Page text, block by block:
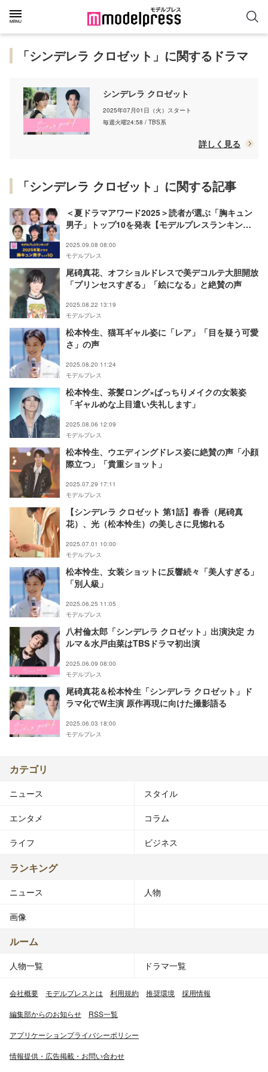
「シンデレラ クロゼット」に関するドラマ
シンデレラ クロゼット
2025年07月01日（火）スタート
毎週火曜24:58 / TBS系
詳しく見る
「シンデレラ クロゼット」に関する記事
＜夏ドラマアワード2025＞読者が選ぶ「胸キュン
男子」トップ10を発表【モデルプレスランキン
2025.09.08 08:00
モデルプレス
尾碕真花、オフショルドレスで美デコルテ大胆開放
「プリンセスすぎる」「絵になる」と絶賛の声
2025.08.22 13:19
モデルプレス
松本怜生、猫耳ギャル姿に「レア」「目を疑う可愛
さ」の声
2025.08.20 11:24
モデルプレス
松本怜生、茶髪ロング×ばっちりメイクの女装姿
「ギャルめな上目遣い失礼します」
2025.08.06 12:09
モデルプレス
松本怜生、ウエディングドレス姿に絶賛の声「小顔
際立つ」「貴重ショット」
2025.07.29 17:11
モデルプレス
【シンデレラ クロゼット 第1話】春香（尾碕真
花）、光（松本怜生）の美しさに見惚れる
2025.07.01 10:00
モデルプレス
松本怜生、女装ショットに反響続々「美人すぎる」
「別人級」
2025.06.25 11:05
モデルプレス
八村倫太郎「シンデレラ クロゼット」出演決定 カ
ルマ＆水戸由菜はTBSドラマ初出演
2025.06.09 08:00
モデルプレス
尾碕真花＆松本怜生「シンデレラ クロゼット」ド
ラマ化でW主演 原作再現に向けた撮影語る
2025.06.03 18:00
モデルプレス
カテゴリ
ニュース スタイル
エンタメ コラム
ライフ ビジネス
ランキング
ニュース 人物
画像
ルーム
人物一覧 ドラマ一覧
会社概要 モデルプレスとは 利用規約 推奨環境 採用情報
編集部からのお知らせ RSS一覧
アプリケーションプライバシーポリシー
情報提供・広告掲載・お問い合わせ